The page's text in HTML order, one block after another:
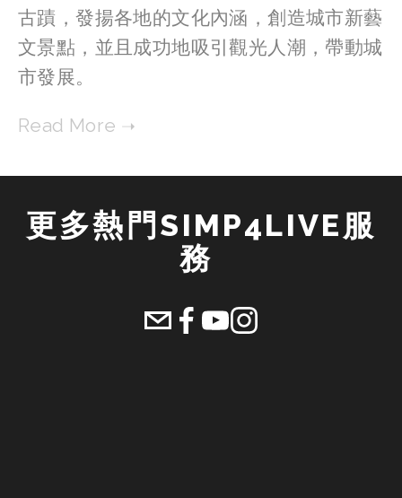
古蹟，發揚各地的文化內涵，創造城市新藝
文景點，並且成功地吸引觀光人潮，帶動城
市發展。
更多熱門SIMP4LIVE服
務